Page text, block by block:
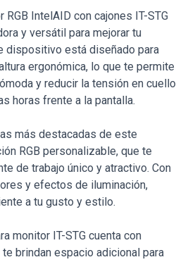
RGB IntelAID con cajones IT-STG
y versátil para mejorar tu
dispositivo está diseñado para
ergonómica, lo que te permite
y reducir la tensión en cuello
horas frente a la pantalla.
más destacadas de este
RGB personalizable, que te
de trabajo único y atractivo. Con
y efectos de iluminación,
a tu gusto y estilo.
monitor IT-STG cuenta con
brindan espacio adicional para